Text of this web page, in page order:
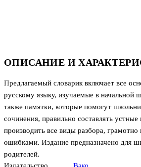
ОПИСАНИЕ И
Предлагаемый словарик включает все
русскому языку, изучаемые в начальной
также памятки, которые помогут
сочинения, правильно составлять устные
производить все виды разбора,
ошибками. Издание предназначено для
родителей.